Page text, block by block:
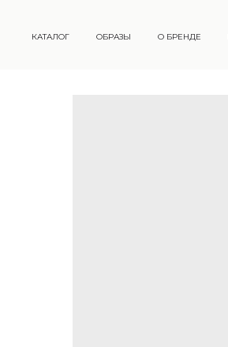
КАТАЛОГ ОБРАЗЫ О БРЕНДЕ